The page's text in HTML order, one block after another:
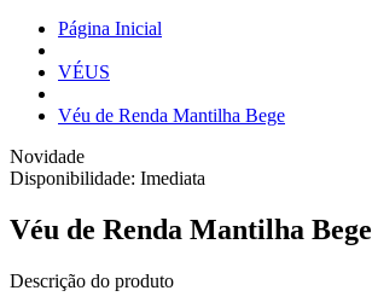
Página Inicial
VÉUS
Véu de Renda Mantilha Bege
Novidade
Disponibilidade: Imediata
Véu de Renda Mantilha Bege
Descrição do produto